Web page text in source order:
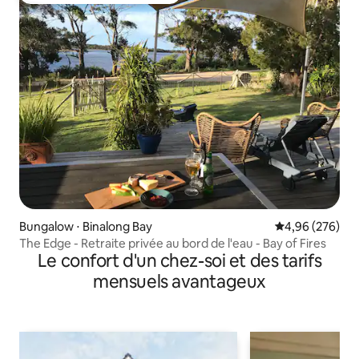
Bungalow ⋅ Binalong Bay Évaluation
4,96 (276)
The Edge - Retraite privée au bord de l'eau - Bay of Fires
Le confort d'un chez-soi et des tarifs
mensuels avantageux